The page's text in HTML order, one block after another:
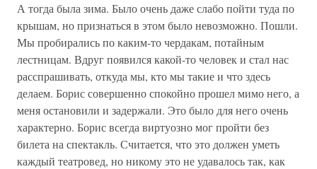
А тогда была зима. Было очень даже слабо пойти туда по
крышам, но признаться в этом было невозможно. Пошли.
Мы пробирались по каким-то чердакам, потайным
лестницам. Вдруг появился какой-то человек и стал нас
расспрашивать, откуда мы, кто мы такие и что здесь
делаем. Борис совершенно спокойно прошел мимо него, а
меня остановили и задержали. Это было для него очень
характерно. Борис всегда виртуозно мог пройти без
билета на спектакль. Считается, что это должен уметь
каждый театровед, но никому это не удавалось так, как